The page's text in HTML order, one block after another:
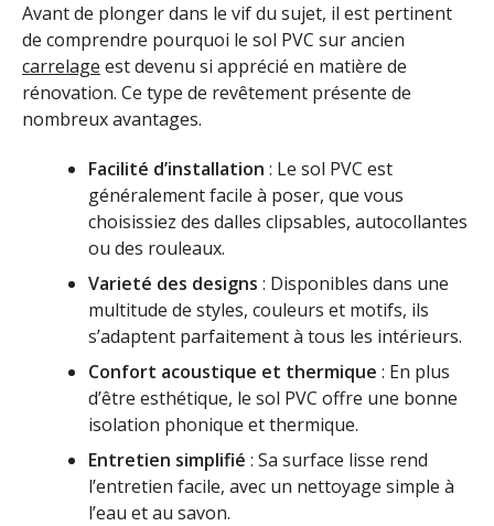
Avant de plonger dans le vif du sujet, il est pertinent
de comprendre pourquoi le sol PVC sur ancien
carrelage est devenu si apprécié en matière de
rénovation. Ce type de revêtement présente de
nombreux avantages.
Facilité d’installation : Le sol PVC est
généralement facile à poser, que vous
choisissiez des dalles clipsables, autocollantes
ou des rouleaux.
Varieté des designs : Disponibles dans une
multitude de styles, couleurs et motifs, ils
s’adaptent parfaitement à tous les intérieurs.
Confort acoustique et thermique : En plus
d’être esthétique, le sol PVC offre une bonne
isolation phonique et thermique.
Entretien simplifié : Sa surface lisse rend
l’entretien facile, avec un nettoyage simple à
l’eau et au savon.